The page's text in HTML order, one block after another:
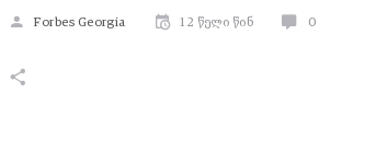
Forbes Georgia 12 წელი წინ 0